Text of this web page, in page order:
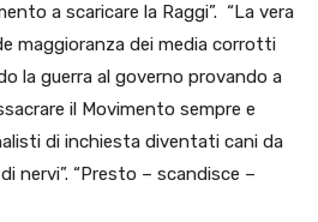
a scaricare la Raggi”. “La vera
maggioranza dei media corrotti
la guerra al governo provando a
il Movimento sempre e
di inchiesta diventati cani da
nervi”. “Presto – scandisce –